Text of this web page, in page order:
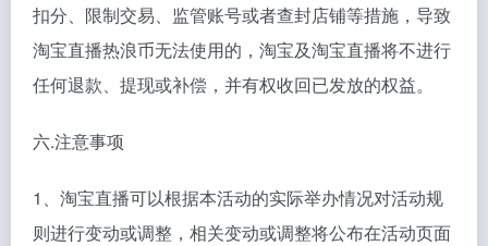
扣分、限制交易、监管账号或者查封店铺等措施，导致
淘宝直播热浪币无法使用的，淘宝及淘宝直播将不进行
任何退款、提现或补偿，并有权收回已发放的权益。
六.注意事项
1、淘宝直播可以根据本活动的实际举办情况对活动规
则进行变动或调整，相关变动或调整将公布在活动页面